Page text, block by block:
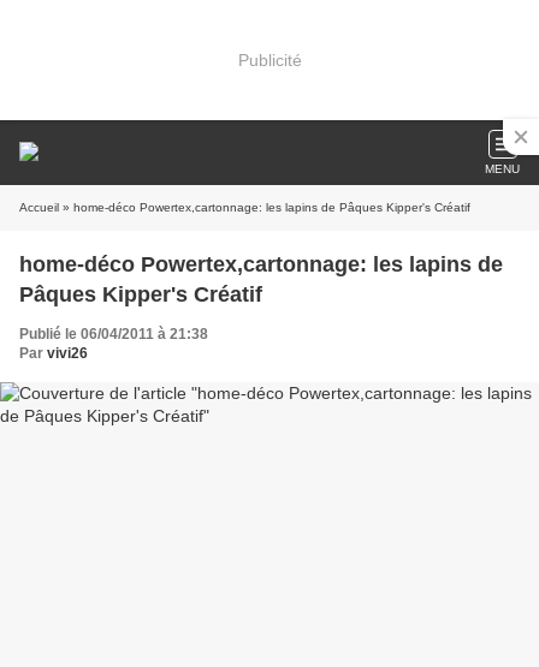
Publicité
MENU
Accueil » home-déco Powertex,cartonnage: les lapins de Pâques Kipper's Créatif
home-déco Powertex,cartonnage: les lapins de
Pâques Kipper's Créatif
Publié le 06/04/2011 à 21:38
Par vivi26